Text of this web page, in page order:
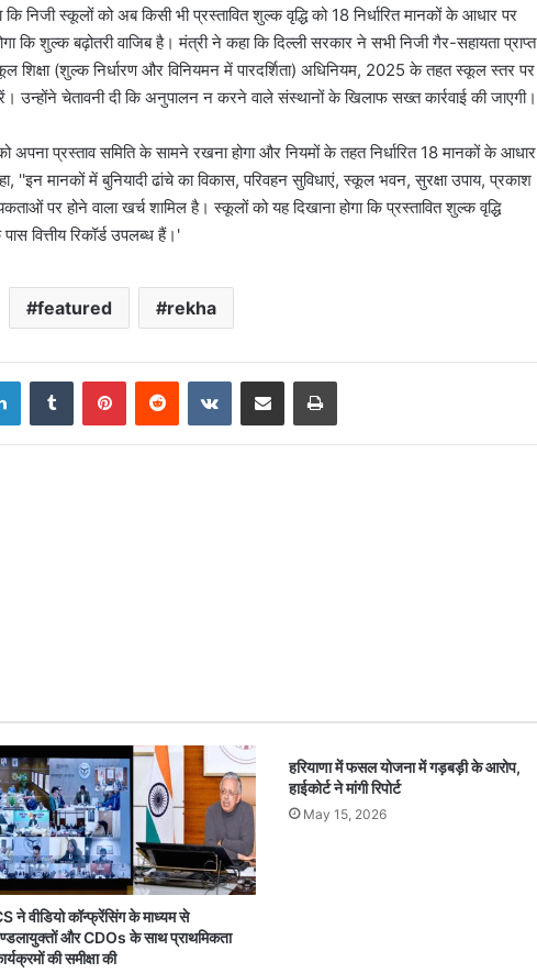
निजी स्कूलों को अब किसी भी प्रस्तावित शुल्क वृद्धि को 18 निर्धारित मानकों के आधार पर
कि शुल्क बढ़ोतरी वाजिब है। मंत्री ने कहा कि दिल्ली सरकार ने सभी निजी गैर-सहायता प्राप्त
शिक्षा (शुल्क निर्धारण और विनियमन में पारदर्शिता) अधिनियम, 2025 के तहत स्कूल स्तर पर
चेतावनी दी कि अनुपालन न करने वाले संस्थानों के खिलाफ सख्त कार्रवाई की जाएगी।
अपना प्रस्ताव समिति के सामने रखना होगा और नियमों के तहत निर्धारित 18 मानकों के आधार
''इन मानकों में बुनियादी ढांचे का विकास, परिवहन सुविधाएं, स्कूल भवन, सुरक्षा उपाय, प्रकाश
पर होने वाला खर्च शामिल है। स्कूलों को यह दिखाना होगा कि प्रस्तावित शुल्क वृद्धि
वित्तीय रिकॉर्ड उपलब्ध हैं।'
featured rekha
LinkedInTumblr PinterestReddit VKontakteShare via Email Print
ने वीडियो कॉन्फ्रेंसिंग के माध्यम से
और CDOs के साथ प्राथमिकता
की समीक्षा की
हरियाणा में फसल योजना में गड़बड़ी के आरोप,
हाईकोर्ट ने मांगी रिपोर्ट
May 15, 2026